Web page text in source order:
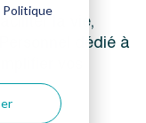
Politiquela vie,
dédié à
vos